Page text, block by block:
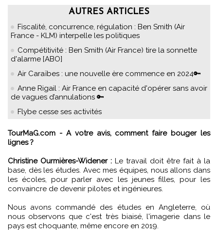
AUTRES ARTICLES
Fiscalité, concurrence, régulation : Ben Smith (Air
France - KLM) interpelle les politiques
Compétitivité : Ben Smith (Air France) tire la sonnette
d'alarme [ABO]
Air Caraïbes : une nouvelle ère commence en 2024🔑
Anne Rigail : Air France en capacité d'opérer sans avoir
de vagues d’annulations 🔑
Flybe cesse ses activités
TourMaG.com - A votre avis, comment faire bouger les
lignes ?
Christine Ourmières-Widener : Le travail doit être fait à la
base, dès les études. Avec mes équipes, nous allons dans
les écoles, pour parler avec les jeunes filles, pour les
convaincre de devenir pilotes et ingénieures.
Nous avons commandé des études en Angleterre, où
nous observons que c'est très biaisé, l'imagerie dans le
pays est choquante, même encore en 2019.